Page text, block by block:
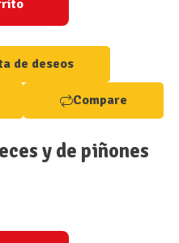
de deseos
Compare
y de piñones